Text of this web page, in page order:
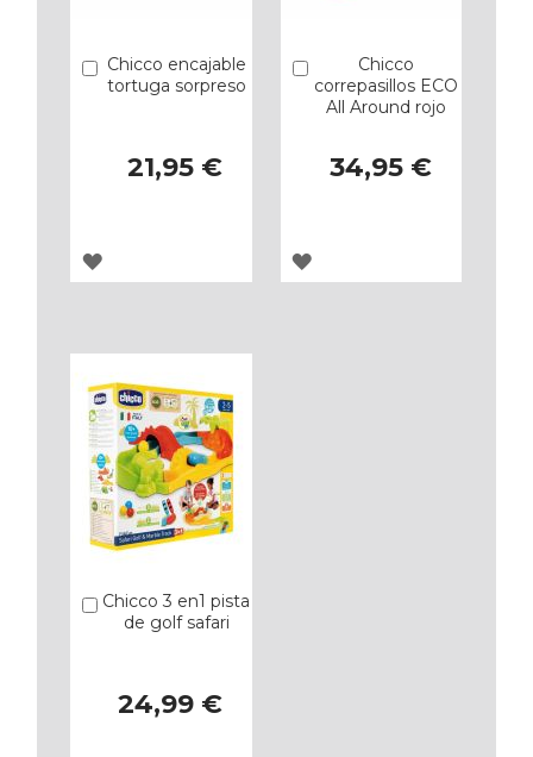
Chicco encajable
tortuga sorpreso
21,95 €
Añadir
AGREGAR
FAVORITOS
Chicco
correpasillos ECO
All Around rojo
34,95 €
Añadir
AGREGAR
Chicco 3 en1 pista
de golf safari
24,99 €
Añadir